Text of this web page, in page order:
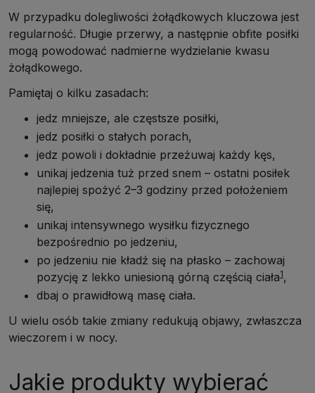
W przypadku dolegliwości żołądkowych kluczowa jest
regularność. Długie przerwy, a następnie obfite posiłki
mogą powodować nadmierne wydzielanie kwasu
żołądkowego.
Pamiętaj o kilku zasadach:
jedz mniejsze, ale częstsze posiłki,
jedz posiłki o stałych porach,
jedz powoli i dokładnie przeżuwaj każdy kęs,
unikaj jedzenia tuż przed snem – ostatni posiłek
najlepiej spożyć 2–3 godziny przed położeniem
się,
unikaj intensywnego wysiłku fizycznego
bezpośrednio po jedzeniu,
po jedzeniu nie kładź się na płasko – zachowaj
pozycję z lekko uniesioną górną częścią ciała1,
dbaj o prawidłową masę ciała.
U wielu osób takie zmiany redukują objawy, zwłaszcza
wieczorem i w nocy.
Jakie produkty wybierać